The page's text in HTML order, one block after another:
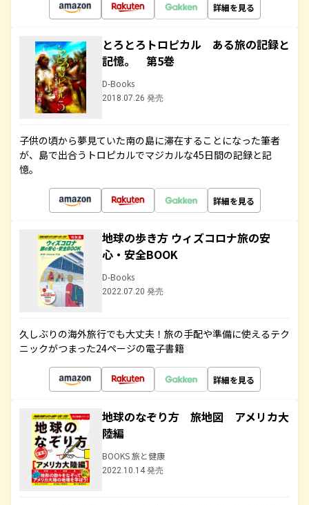
詳細を見る
とろとろトロピカル ある旅の記録と
記憶。 第5巻
D-Books
2018.07.26 発売
子供の頃から夢見ていた南の島に滞在することになった筆者
が、島で出合うトロピカルでマジカルな45日間の記録と記
憶。
詳細を見る
地球の歩き方 ウィズコロナ旅の安
心・安全BOOK
D-Books
2022.07.20 発売
久しぶりの海外旅行でも大丈夫！旅の手配や準備に使えるテク
ニックがつまった24ページの電子書籍
詳細を見る
地球のなぞり方 旅地図 アメリカ大
陸編
BOOKS 旅と健康
2022.10.14 発売